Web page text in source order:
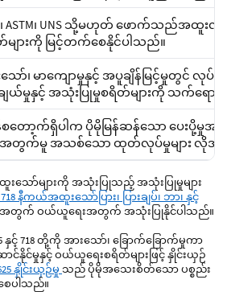
၊ ASTM၊ UNS သို့မဟုတ် ဖောက်သည်အထူး
များကို မြင့်တက်စေနိုင်ပါသည်။
သော်၊ မာကျောမှုနှင့် အပူချိန်မြင့်မှုတွင် လု
ချယ်မှုနှင့် အသုံးပြုမှုစရိတ်များကို သက်ရော
စတော့က်ရှိပါက ပိုမိုမြန်ဆန်သော ပေးပို့မှု
းအတွက်မူ အသစ်သော ထုတ်လုပ်မှုများ လိုအ
သော်များကို အသုံးပြုသည့် အသုံးပြုမှုများ
718 နီကယ်အထူးသော်ပြား၊ ပြားချပ်၊ ဘာ၊ နှင့်
းအတွက် ဝယ်ယူရေးအတွက် အသုံးပြုနိုင်ပါသည်။
နှင့် 718 တို့ကို အားသော်၊ ခြောက်ခြောက်မှုကာ
နိုင်မှုနှင့် ဝယ်ယူရေးစရိတ်များဖြင့် နှိုင်းယှဉ်
625 နှိုင်းယှဉ်မှု သည် ပိုမိုအသေးစိတ်သော ပစ္စည်း
ေပါသည်။